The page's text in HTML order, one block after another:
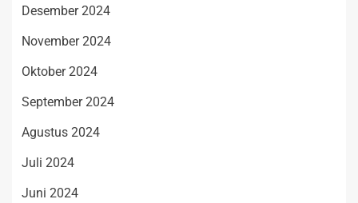
Desember 2024
November 2024
Oktober 2024
September 2024
Agustus 2024
Juli 2024
Juni 2024